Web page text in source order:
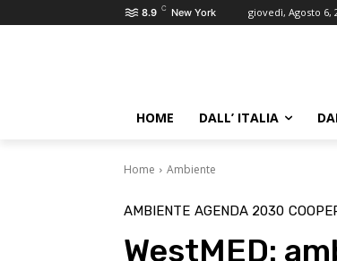
8.9 C New York giovedì, Agosto 6,
HOME DALL’ ITALIA
Home Ambiente
AMBIENTE AGENDA 2030
WestMED: